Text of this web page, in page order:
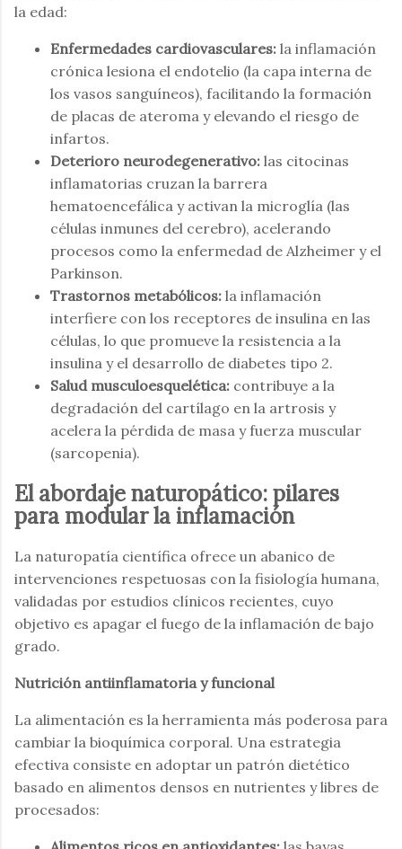
la edad:
Enfermedades cardiovasculares: la inflamación
crónica lesiona el endotelio (la capa interna de
los vasos sanguíneos), facilitando la formación
de placas de ateroma y elevando el riesgo de
infartos.
Deterioro neurodegenerativo: las citocinas
inflamatorias cruzan la barrera
hematoencefálica y activan la microglía (las
células inmunes del cerebro), acelerando
procesos como la enfermedad de Alzheimer y el
Parkinson.
Trastornos metabólicos: la inflamación
interfiere con los receptores de insulina en las
células, lo que promueve la resistencia a la
insulina y el desarrollo de diabetes tipo 2.
Salud musculoesquelética: contribuye a la
degradación del cartílago en la artrosis y
acelera la pérdida de masa y fuerza muscular
(sarcopenia).
El abordaje naturopático: pilares
para modular la inflamación
La naturopatía científica ofrece un abanico de
intervenciones respetuosas con la fisiología humana,
validadas por estudios clínicos recientes, cuyo
objetivo es apagar el fuego de la inflamación de bajo
grado.
Nutrición antiinflamatoria y funcional
La alimentación es la herramienta más poderosa para
cambiar la bioquímica corporal. Una estrategia
efectiva consiste en adoptar un patrón dietético
basado en alimentos densos en nutrientes y libres de
procesados: